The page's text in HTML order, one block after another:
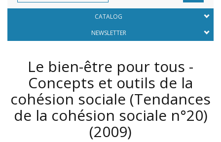
CATALOG
NEWSLETTER
Le bien-être pour tous -
Concepts et outils de la
cohésion sociale (Tendances
de la cohésion sociale n°20)
(2009)